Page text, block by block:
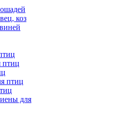
коз
птиц
птиц
для